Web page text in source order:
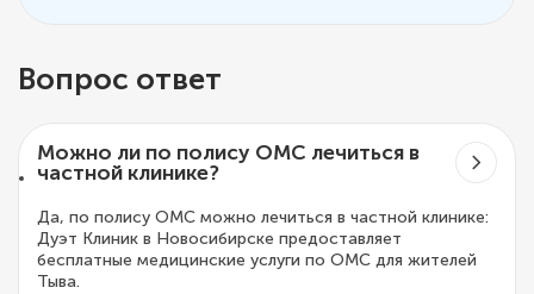
Вопрос ответ
Можно ли по полису ОМС лечиться в
частной клинике?
Да, по полису ОМС можно лечиться в частной клинике:
Дуэт Клиник в Новосибирске предоставляет
бесплатные медицинские услуги по ОМС для жителей
Тыва.